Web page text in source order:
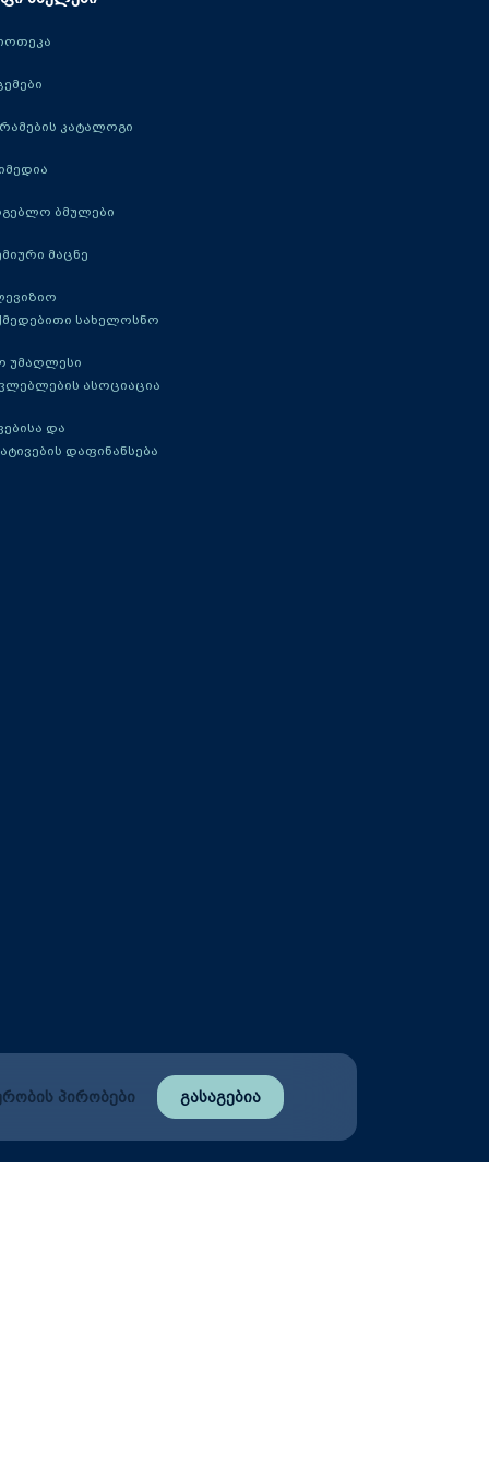
კატალოგი
ბმულები
მაცნე
სახელოსნო
უმაღლესი
ასოციაცია
და
დაფინანსება
პირობები გასაგებია